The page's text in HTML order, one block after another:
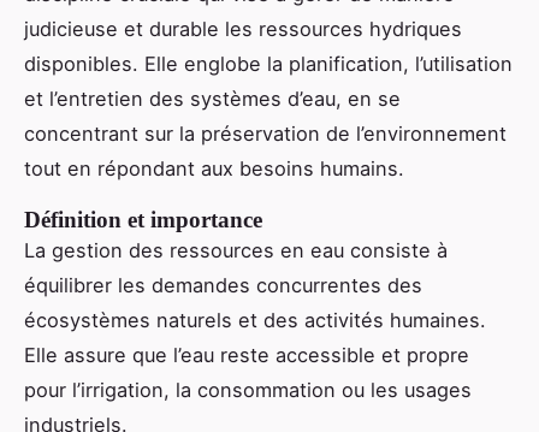
judicieuse et durable les ressources hydriques
disponibles. Elle englobe la planification, l’utilisation
et l’entretien des systèmes d’eau, en se
concentrant sur la préservation de l’environnement
tout en répondant aux besoins humains.
Définition et importance
La gestion des ressources en eau consiste à
équilibrer les demandes concurrentes des
écosystèmes naturels et des activités humaines.
Elle assure que l’eau reste accessible et propre
pour l’irrigation, la consommation ou les usages
industriels.